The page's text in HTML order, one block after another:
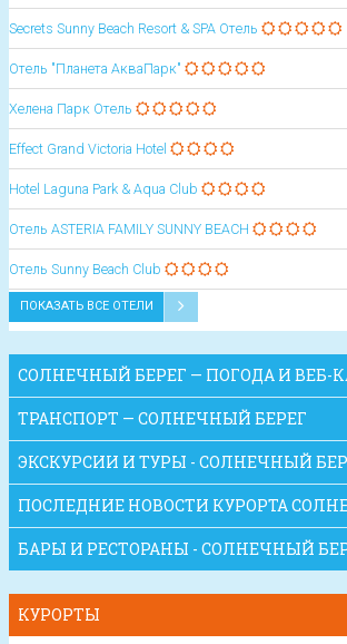
Secrets Sunny Beach Resort & SPA Отель
Отель "Планета АкваПарк"
Хелена Парк Отель
Effect Grand Victoria Hotel
Hotel Laguna Park & Aqua Club
Oтель ASTERIA FAMILY SUNNY BEACH
Oтель Sunny Beach Club
ПОКАЗАТЬ ВСЕ ОТЕЛИ
СОЛНЕЧНЫЙ БЕРЕГ — ПОГОДА И ВЕБ-
ТРАНСПОРТ — СОЛНЕЧНЫЙ БЕРЕГ
ЭКСКУРСИИ И ТУРЫ - СОЛНЕЧНЫЙ
ПОСЛЕДНИЕ НОВОСТИ КУРОРТА
БАРЫ И РЕСТОРАНЫ - СОЛНЕЧНЫЙ
КУРОРТЫ